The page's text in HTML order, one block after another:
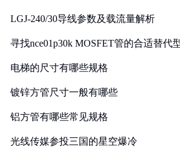
LGJ-240/30导线参数及载流量解析
寻找nce01p30k MOSFET管的合适替代
电梯的尺寸有哪些规格
镀锌方管尺寸一般有哪些
铝方管有哪些常见规格
光线传媒参投三国的星空爆冷